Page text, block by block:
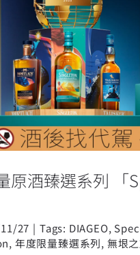
度限量原酒臻選
Xchange 無垠之
原酒臻選系列 「
27 | Tags: DIAGEO,
, 年度限量臻選系列, 無垠